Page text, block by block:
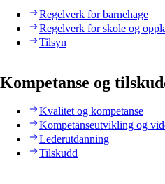
Regelverk for barnehage
Regelverk for skole og
Tilsyn
Kompetanse og
Kvalitet og kompetanse
Kompetanseutvikling og
Lederutdanning
Tilskudd